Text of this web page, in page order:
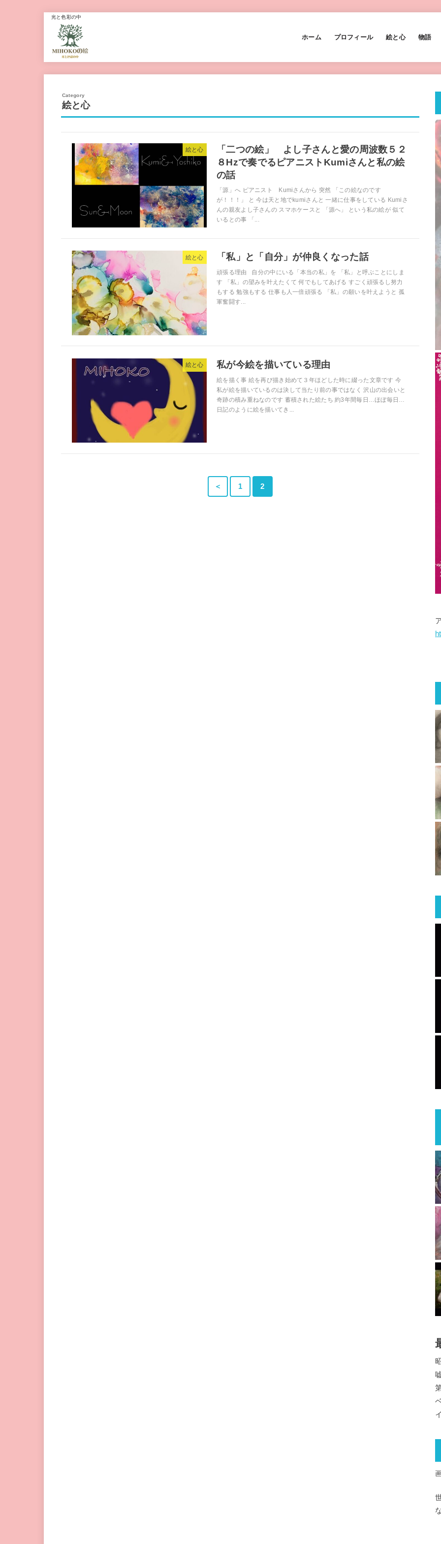
光と色彩の中
ホーム プロフィール 絵と心 物語
絵と心
絵と心
「二つの絵」 よし子さんと愛の周波数５２
８Hzで奏でるピアニストKumiさんと私の絵
の話
「源」へ ピアニスト Kumiさんから 突然 「この絵なのです
が！！！」 と 今は天と地でkumiさんと 一緒に仕事をしている Kumiさ
んの親友よし子さんの スマホケースと 「源へ」 という私の絵が 似て
いるとの事 「...
絵と心 「私」と「自分」が仲良くなった話
頑張る理由 自分の中にいる「本当の私」を 「私」と呼ぶことにしま
す 「私」の望みを叶えたくて 何でもしてあげる すごく頑張るし努力
もする 勉強もする 仕事も人一倍頑張る 「私」の願いを叶えようと 孤
軍奮闘す...
絵と心 私が今絵を描いている理由
絵を描く事 絵を再び描き始めて３年ほどした時に綴った文章です 今
私が絵を描いているのは決して当たり前の事ではなく 沢山の出会いと
奇跡の積み重ねなのです 蓄積された絵たち 約3年間毎日…ほぼ毎日…
日記のように絵を描いてき...
＜ 1 2